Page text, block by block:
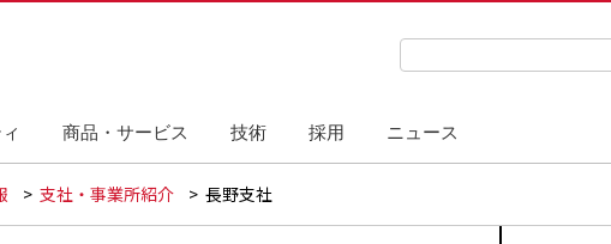
商品・サービス 技術 採用 ニュース
検索キーワード入力
支社・事業所紹介 長野支社